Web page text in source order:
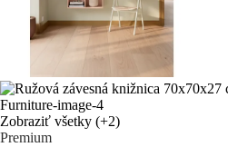
Zobraziť všetky (+2)
Premium